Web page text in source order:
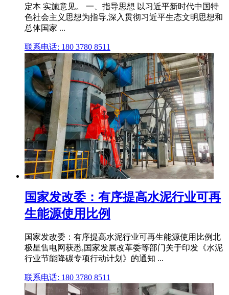
定本 实施意见。 一、指导思想 以习近平新时代中国特
色社会主义思想为指导,深入贯彻习近平生态文明思想和
总体国家 ...
联系电话: 180 3780 8511
国家发改委：有序提高水泥行业可再
生能源使用比例
国家发改委：有序提高水泥行业可再生能源使用比例北
极星售电网获悉,国家发展改革委等部门关于印发《水泥
行业节能降碳专项行动计划》的通知 ...
联系电话: 180 3780 8511